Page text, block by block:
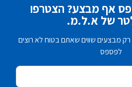
אף מבצע? הצטרפו
של א.ל.מ.
מבצעים שווים שאתם בטוח לא רוצים
לפספס